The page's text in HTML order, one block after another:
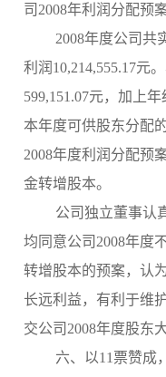
司2008年利润分配预案
2008年度公司共
利润10,214,555.17元
599,151.07元，加上年
本年度可供股东分配
2008年度利润分配预
金转增股本。
公司独立董事认
均同意公司2008年度
转增股本的预案，认
长远利益，有利于维
交公司2008年度股东
六、以11票赞成